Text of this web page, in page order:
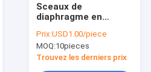
Sceaux de
diaphragme en
pompe flexible
personnalisable
Prix:USD1.00/piece
MOQ:10pieces
Trouvez les derniers prix